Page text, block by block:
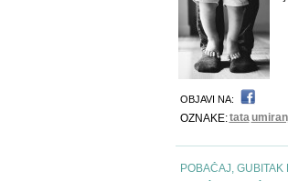
OBJAVI NA:
OZNAKE:tata
POBAČAJ, GUBITAK